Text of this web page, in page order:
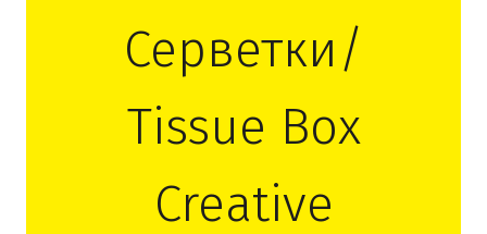
Серветки/
Tissue Box
Creative